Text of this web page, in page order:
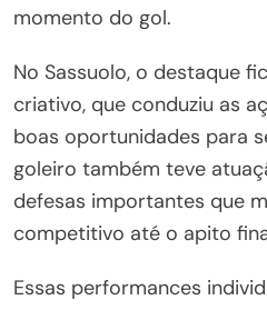
momento do gol.
No Sassuolo, o destaque
criativo, que conduziu as
boas oportunidades para
goleiro também teve
defesas importantes que
competitivo até o apito
Essas performances